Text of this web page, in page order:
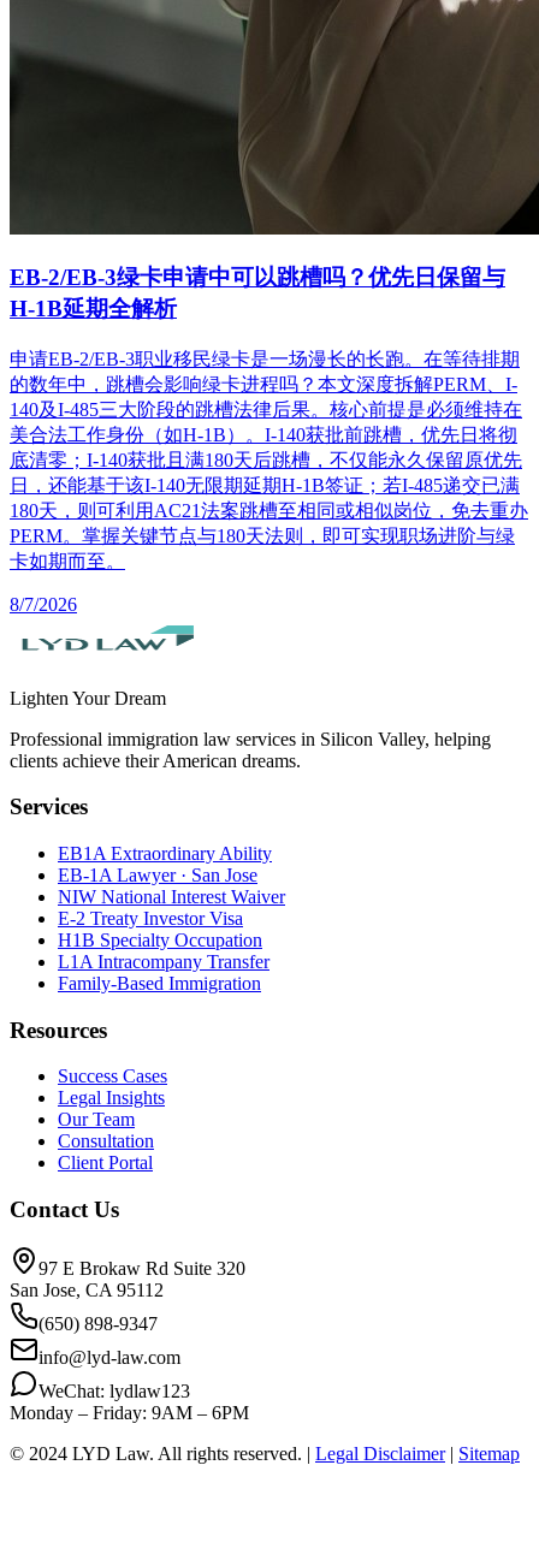
EB-2/EB-3绿卡申请中可以跳槽吗？优先日保留与
H-1B延期全解析
申请EB-2/EB-3职业移民绿卡是一场漫长的长跑。在等待排期
的数年中，跳槽会影响绿卡进程吗？本文深度拆解PERM、I-
140及I-485三大阶段的跳槽法律后果。核心前提是必须维持在
美合法工作身份（如H-1B）。I-140获批前跳槽，优先日将彻
底清零；I-140获批且满180天后跳槽，不仅能永久保留原优先
日，还能基于该I-140无限期延期H-1B签证；若I-485递交已满
180天，则可利用AC21法案跳槽至相同或相似岗位，免去重办
PERM。掌握关键节点与180天法则，即可实现职场进阶与绿
卡如期而至。
8/7/2026
Lighten Your Dream
Professional immigration law services in Silicon Valley, helping
clients achieve their American dreams.
Services
EB1A Extraordinary Ability
EB-1A Lawyer · San Jose
NIW National Interest Waiver
E-2 Treaty Investor Visa
H1B Specialty Occupation
L1A Intracompany Transfer
Family-Based Immigration
Resources
Success Cases
Legal Insights
Our Team
Consultation
Client Portal
Contact Us
97 E Brokaw Rd Suite 320
San Jose, CA 95112
(650) 898-9347
info@lyd-law.com
WeChat: lydlaw123
Monday – Friday: 9AM – 6PM
© 2024 LYD Law. All rights reserved. | Legal Disclaimer | Sitemap